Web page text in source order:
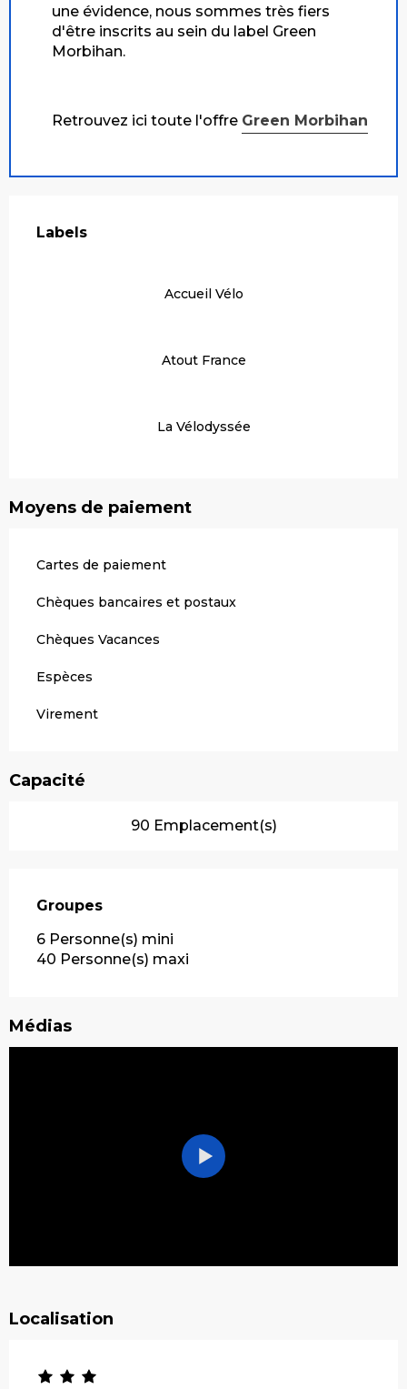
une évidence, nous sommes très fiers
d'être inscrits au sein du label Green
Morbihan.
Retrouvez ici toute l'offre Green Morbihan
Labels
Labels
Accueil Vélo
Atout France
La Vélodyssée
Moyens de paiement
Cartes de paiement
Chèques bancaires et postaux
Chèques Vacances
Espèces
Virement
Capacité
90 Emplacement(s)
Groupes
Groupes
6 Personne(s) mini
40 Personne(s) maxi
Médias
Localisation